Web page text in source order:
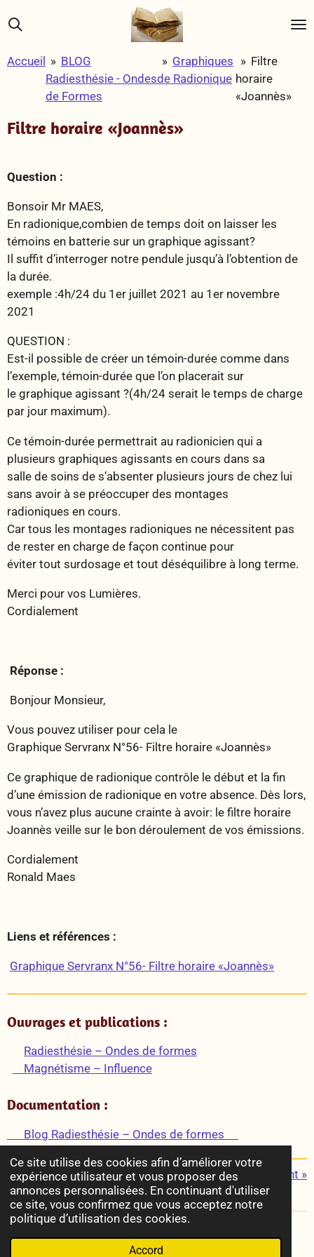
Ce site utilise des cookies afin d’améliorer votre
expérience utilisateur et vous proposer des
annonces personnalisées. En continuant d'utiliser
ce site, vous confirmez que vous acceptez notre
politique d’utilisation des cookies.
Accord
Passer
au
principal
Accueil » BLOG
Radiesthésie - Ondes
de Formes
» Graphiques
de Radionique
» Filtre
horaire
«Joannès»
Filtre horaire «Joannès»
Question :
Bonsoir Mr MAES,
En radionique,combien de temps doit on laisser les
témoins en batterie sur un graphique agissant?
Il suffit d’interroger notre pendule jusqu’à l’obtention de
la durée.
exemple :4h/24 du 1er juillet 2021 au 1er novembre
2021
QUESTION :
Est-il possible de créer un témoin-durée comme dans
l’exemple, témoin-durée que l’on placerait sur
le graphique agissant ?(4h/24 serait le temps de charge
par jour maximum).
Ce témoin-durée permettrait au radionicien qui a
plusieurs graphiques agissants en cours dans sa
salle de soins de s’absenter plusieurs jours de chez lui
sans avoir à se préoccuper des montages
radioniques en cours.
Car tous les montages radioniques ne nécessitent pas
de rester en charge de façon continue pour
éviter tout surdosage et tout déséquilibre à long terme.
Merci pour vos Lumières.
Cordialement
Réponse :
Bonjour Monsieur,
Vous pouvez utiliser pour cela le
Graphique Servranx N°56- Filtre horaire «Joannès»
Ce graphique de radionique contrôle le début et la fin
d’une émission de radionique en votre absence. Dès lors,
vous n’avez plus aucune crainte à avoir: le filtre horaire
Joannès veille sur le bon déroulement de vos émissions.
Cordialement
Ronald Maes
Liens et références :
Graphique Servranx N°56- Filtre horaire «Joannès»
Ouvrages et publications :
Radiesthésie – Ondes de formes
Magnétisme – Influence
Documentation :
Blog Radiesthésie – Ondes de formes
«Précédent Suivant »
P
a
t
P
a
t
P
a
t
P
a
t
© 2022 - 2026 Radiesthésie & Esotérisme